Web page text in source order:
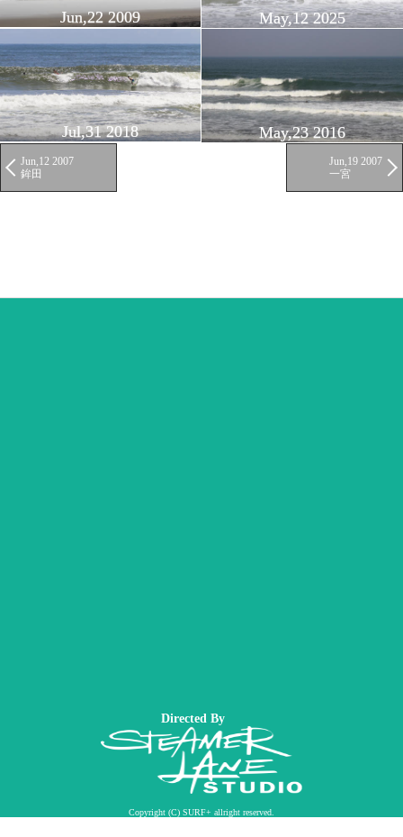
Jun,22 2009 May,12 2025
Jul,31 2018 May,23 2016
Jun,12 2007
鉾田
Jun,19 2007
一宮
Directed By
Copyright (C) SURF+ allright reserved.